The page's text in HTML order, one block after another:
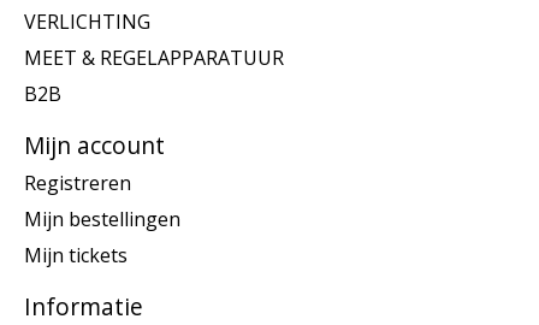
VERLICHTING
MEET & REGELAPPARATUUR
B2B
Mijn account
Registreren
Mijn bestellingen
Mijn tickets
Informatie